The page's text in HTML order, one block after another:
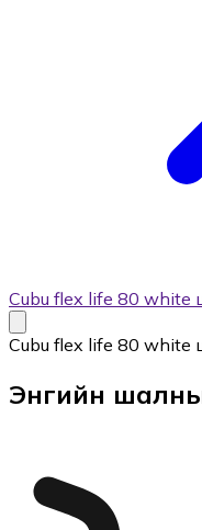
Cubu flex life 80 white
Cubu flex life 80 white
Энгийн шалны